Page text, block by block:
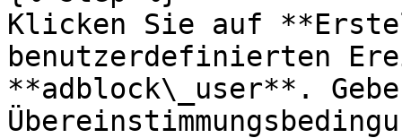
Klicken Sie auf
benutzerdefinierten
**adblock\_user**.